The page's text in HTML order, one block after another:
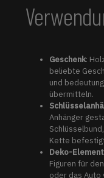
Geschenk:
beliebte
und
übermitteln.
Anhänger
Kette
Deko-
Figuren für
oder das Auto